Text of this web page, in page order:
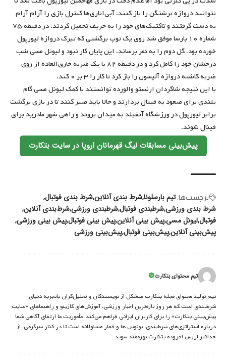
نتوانند دروازه ترشتگن را باز کنند. آبی‌اناری‌‎ها کنترل بازی را آرام آرام
به دست گرفتند و تاکتیک‌های خود را به حریف تحمیل کردند. در دقیقه ۷۵
شماره ۱۰ بارسا موفق شد روی یک توپ برگشتی که تیرک دروازه لیورپول
خورده بود، گل دوم را به ثمر برساند. این پایان کار نبود و لیونل مسی شب
درخشان خود را کامل کرد و در دقیقه ۸۲ با یک ضربه خارق‌العاده از روی
ضربه کاشته دروازه آلیسون را باز کرد تا کار را ۳ بر ۰ کند.
با این نتیجه شاگردان ارنستو والورده توانستند با کمک لیونل مسی گام
بلندی برای صعود به فینال بردارند و حالا باید صبر کنند تا در بازی برگشت
برابر لیورپول در ورزشگاه آنفیلد به میدان بروند و راهی شهر مادرید برای
فینال شوند.
پیش‌بینی مسابقات لیگ قهرمانان اروپا در سایت بتکارت
برچسب‌‌ها: تیم بارسلوناشرط بندی آنلاینشرط بندی فوتبال
شرط بندی ورزشیشرطبندی فوتبالشرطبندی ورزشیشرط‌بندی آنلاین
فوتباللیونل مسیپیش بینی آنلاینپیش بینی فوتبالپیش بینی ورزشی
پیش‌بینی آنلاینپیش‌بینی فوتبالپیش‌بینی ورزشی
تیم محتوای بتکارت
تیم تولید محتوای مجله بتکارت متشکل از نویسندگان و تحلیل‌گران باتجربه دنیای
شرط‌بندی است که هر روز تازه‌ترین اخبار ورزشی، آموزش‌های کازینو و راهنماهای «سایت
پیش‌بینی بتکارت» را برای کاربران ایرانی فراهم می‌کند. مأموریت ما ارتقای آگاهی شما
درباره استراتژی‌های شرطبندی، بونوس ها و قمار مسئولانه است تا در کنار سرگرمی، از
حداکثر ارزش افزوده بتکارت بهره‌مند شوید.